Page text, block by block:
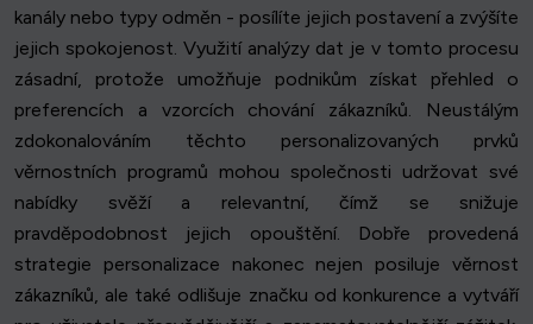
kanály nebo typy odměn - posílíte jejich postavení a zvýšíte
jejich spokojenost. Využití analýzy dat je v tomto procesu
zásadní, protože umožňuje podnikům získat přehled o
preferencích a vzorcích chování zákazníků. Neustálým
zdokonalováním těchto personalizovaných prvků
věrnostních programů mohou společnosti udržovat své
nabídky svěží a relevantní, čímž se snižuje
pravděpodobnost jejich opouštění. Dobře provedená
strategie personalizace nakonec nejen posiluje věrnost
zákazníků, ale také odlišuje značku od konkurence a vytváří